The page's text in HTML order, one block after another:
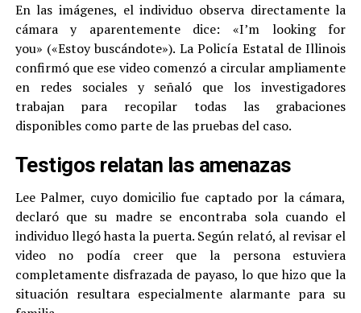
En las imágenes, el individuo observa directamente la
cámara y aparentemente dice: «I’m looking for
you» («Estoy buscándote»). La Policía Estatal de Illinois
confirmó que ese video comenzó a circular ampliamente
en redes sociales y señaló que los investigadores
trabajan para recopilar todas las grabaciones
disponibles como parte de las pruebas del caso.
Testigos relatan las amenazas
Lee Palmer, cuyo domicilio fue captado por la cámara,
declaró que su madre se encontraba sola cuando el
individuo llegó hasta la puerta. Según relató, al revisar el
video no podía creer que la persona estuviera
completamente disfrazada de payaso, lo que hizo que la
situación resultara especialmente alarmante para su